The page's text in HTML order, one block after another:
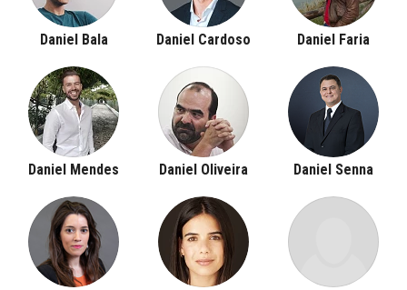
Daniel Bala Daniel Cardoso Daniel Faria
Daniel Mendes Daniel Oliveira Daniel Senna